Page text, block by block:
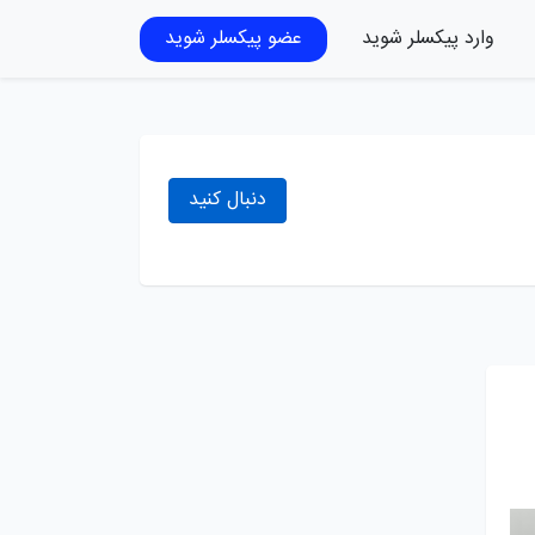
وارد پیکسلر شوید عضو پیکسلر شوید
دنبال کنید